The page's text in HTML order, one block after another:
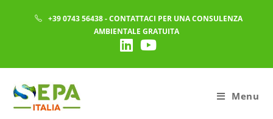
+39 0743 56438- CONTATTACI PER UNA CONSULENZA
AMBIENTALE GRATUITA
Menu